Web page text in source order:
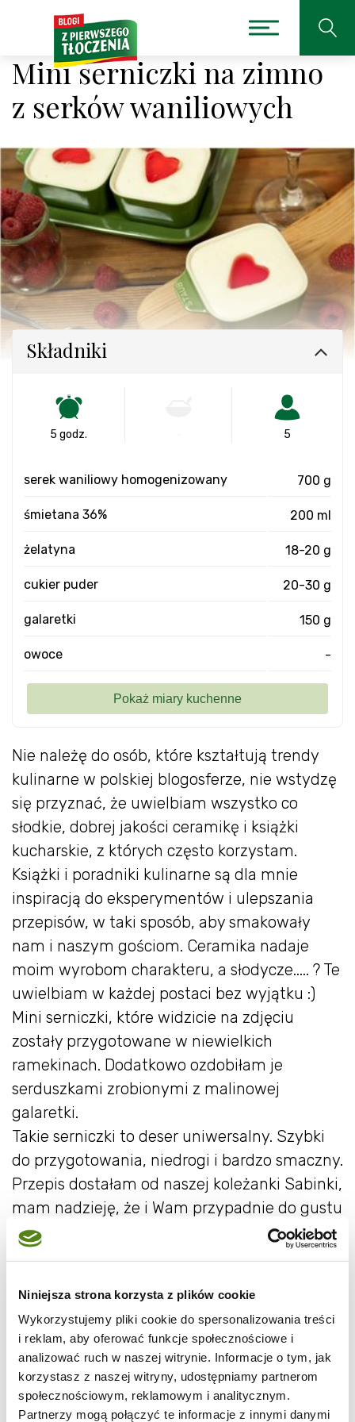
Niniejsza strona korzysta z plików cookie
Wykorzystujemy pliki cookie do spersonalizowania treści
i reklam, aby oferować funkcje społecznościowe i
analizować ruch w naszej witrynie. Informacje o tym, jak
korzystasz z naszej witryny, udostępniamy partnerom
społecznościowym, reklamowym i analitycznym.
Partnerzy mogą połączyć te informacje z innymi danymi
Mini serniczki na zimno
z serków waniliowych
Nie należę do osób, które kształtują trendy
kulinarne w polskiej blogosferze, nie wstydzę
się przyznać, że uwielbiam wszystko co
słodkie, dobrej jakości ceramikę i książki
kucharskie, z których często korzystam.
Książki i poradniki kulinarne są dla mnie
inspiracją do eksperymentów i ulepszania
przepisów, w taki sposób, aby smakowały
nam i naszym gościom. Ceramika nadaje
moim wyrobom charakteru, a słodycze..... ? Te
uwielbiam w każdej postaci bez wyjątku :)
Mini serniczki, które widzicie na zdjęciu
zostały przygotowane w niewielkich
ramekinach. Dodatkowo ozdobiłam je
serduszkami zrobionymi z malinowej
galaretki.
Takie serniczki to deser uniwersalny. Szybki
do przygotowania, niedrogi i bardzo smaczny.
Przepis dostałam od naszej koleżanki Sabinki,
mam nadzieję, że i Wam przypadnie do gustu
5 małych serków homogenizowanych o
smaku waniliowym (po około 140 g
każdy)
200 ml mocno schłodzonej śmietany
kremówki 36%,
6-7 łyżeczek żelatyny rozpuszczonej w
Składniki
5 godz. 5
serek waniliowy homogenizowany 700 g
śmietana 36% 200 ml
żelatyna 18-20 g
cukier puder 20-30 g
galaretki 150 g
owoce -